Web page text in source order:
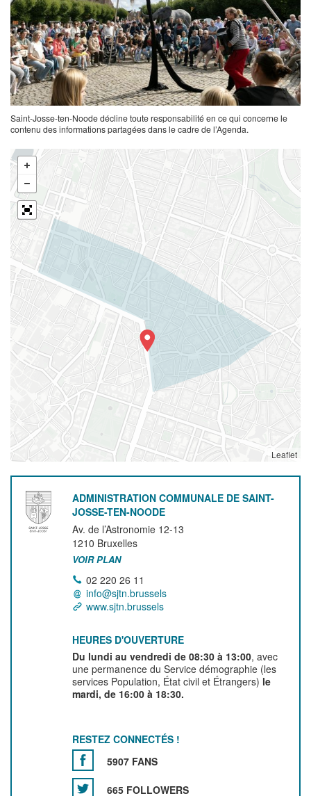
Saint-Josse-ten-Noode décline toute responsabilité en ce qui concerne le
contenu des informations partagées dans le cadre de l’Agenda.
Leaflet
ADMINISTRATION COMMUNALE DE SAINT-
JOSSE-TEN-NOODE
Av. de l’Astronomie 12-13
1210 Bruxelles
VOIR PLAN
02 220 26 11
info@sjtn.brussels
www.sjtn.brussels
HEURES D'OUVERTURE
Du lundi au vendredi de 08:30 à 13:00, avec
une permanence du Service démographie (les
services Population, État civil et Étrangers) le
mardi, de 16:00 à 18:30.
RESTEZ CONNECTÉS !
5907 FANS
665 FOLLOWERS